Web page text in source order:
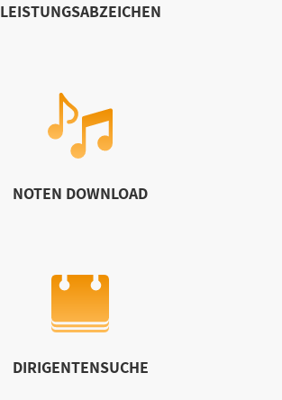
LEISTUNGSABZEICHEN
NOTEN DOWNLOAD
DIRIGENTENSUCHE